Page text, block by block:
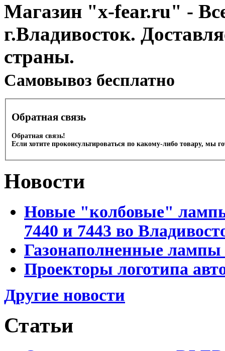
Магазин "x-fear.ru" -
г.Владивосток.
страны.
Cамовывоз бесплатно
Обратная связь
Обратная связь!
Если хотите проконсультироваться по какому-либо товару, мы
Новости
Новые "колбовые"
7440 и 7443 во
Газонаполненные лампы
Проекторы логотипа
Другие новости
Статьи